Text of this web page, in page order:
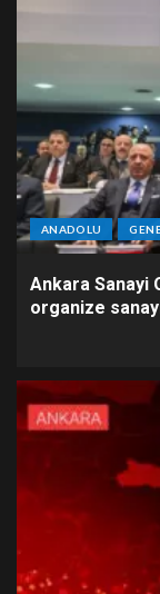
ANADOLU
Ankara Sanayi
organize